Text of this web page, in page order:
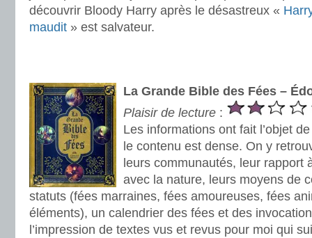
découvrir Bloody Harry après le désastreux «
maudit » est salvateur.
La Grande Bible des Fées –
Plaisir de lecture :
Les informations ont fait l’objet
le contenu est dense. On y
leurs communautés, leur rapport
avec la nature, leurs moyens de
statuts (fées marraines, fées amoureuses, fées
éléments), un calendrier des fées et des
l’impression de textes vus et revus pour moi qui